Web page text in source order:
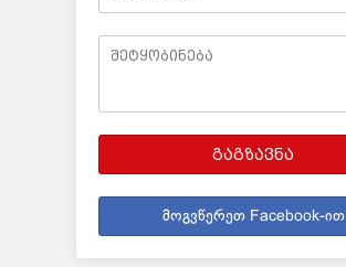
გაგზავნა
მოგვწერეთ Facebook-ით